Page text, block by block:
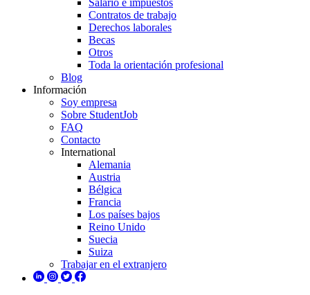
Salario e impuestos
Contratos de trabajo
Derechos laborales
Becas
Otros
Toda la orientación profesional
Blog
Información
Soy empresa
Sobre StudentJob
FAQ
Contacto
International
Alemania
Austria
Bélgica
Francia
Los países bajos
Reino Unido
Suecia
Suiza
Trabajar en el extranjero